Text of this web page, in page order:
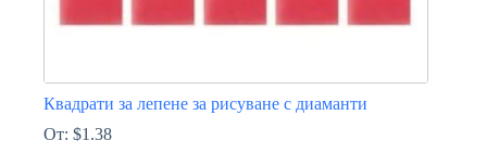
Квадрати за лепене за рисуване с диаманти
От: $1.38